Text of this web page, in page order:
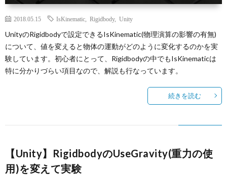
2018.05.15 IsKinematic Rigidbody, Unity
UnityのRigidbodyで設定できるIsKinematic(物理演算の影響の有無)
について、値を変えると物体の運動がどのように変化するのかを実
験しています。初心者にとって、Rigidbodyの中でもIsKinematicは
特に分かりづらい項目なので、解説も行なっています。
続きを読む
【Unity】RigidbodyのUseGravity(重力の使
用)を変えて実験